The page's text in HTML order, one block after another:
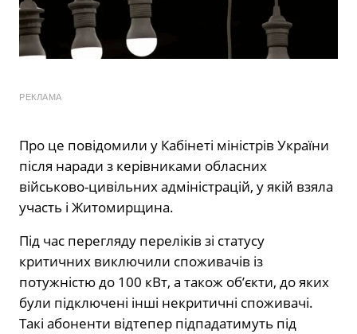
РЕКЛАМА
Про це повідомили у Кабінеті міністрів України
після наради з керівниками обласних
військово-цивільних адміністрацій, у якій взяла
участь і Житомирщина.
Під час перегляду переліків зі статусу
критичних виключили споживачів із
потужністю до 100 кВт, а також об’єкти, до яких
були підключені інші некритичні споживачі.
Такі абоненти відтепер підпадатимуть під